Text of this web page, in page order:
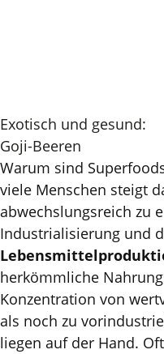
Exotisch und gesund:
Goji-Beeren
Warum sind
viele Menschen steigt
abwechslungsreich zu
Industrialisierung und
herkömmliche
Konzentration von
als noch zu
liegen auf der Hand.